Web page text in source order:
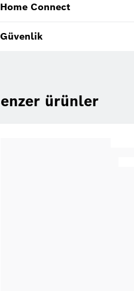
Home Connect
Güvenlik
ürünler